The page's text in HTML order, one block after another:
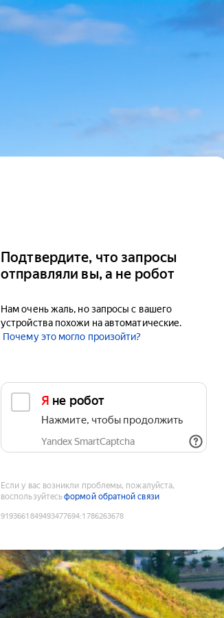
Подтвердите, что запросы
отправляли вы, а не робот
Нам очень жаль, но запросы с вашего
устройства похожи на автоматические.
Почему это могло произойти?
Я не робот
Нажмите, чтобы продолжить
Yandex SmartCaptcha
Если у вас возникли проблемы, пожалуйста,
воспользуйтесьформой обратной связи
9193661849493477694:1786263678